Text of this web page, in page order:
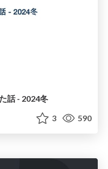
話 - 2024冬
3 590